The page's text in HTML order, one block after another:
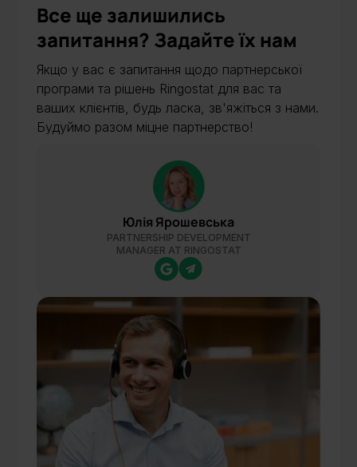
Все ще залишились
запитання? Задайте їх нам
Якщо у вас є запитання щодо партнерської
програми та рішень Ringostat для вас та
ваших клієнтів, будь ласка, зв'яжіться з нами.
Будуймо разом міцне партнерство!
Юлія Ярошевська
PARTNERSHIP DEVELOPMENT
MANAGER AT RINGOSTAT